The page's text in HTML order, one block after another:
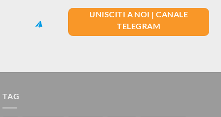
UNISCITI A NOI | CANALE
TELEGRAM
TAG